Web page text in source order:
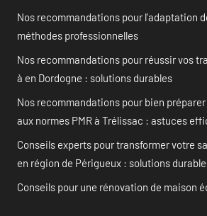
Nos recommandations pour l’adaptation
méthodes professionnelles
Nos recommandations pour réussir vos
à en Dordogne : solutions durables
Nos recommandations pour bien préparer
aux normes PMR à Trélissac : astuces
Conseils experts pour transformer votre
en région de Périgueux : solutions
Conseils pour une rénovation de maison